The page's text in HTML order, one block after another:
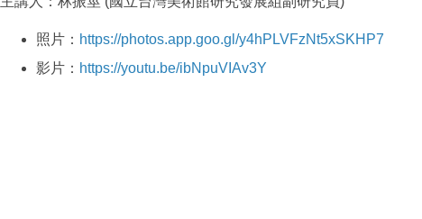
照片： https://photos.app.goo.gl/y4hPLVFzNt5xSKHP7
影片： https://youtu.be/ibNpuVIAv3Y